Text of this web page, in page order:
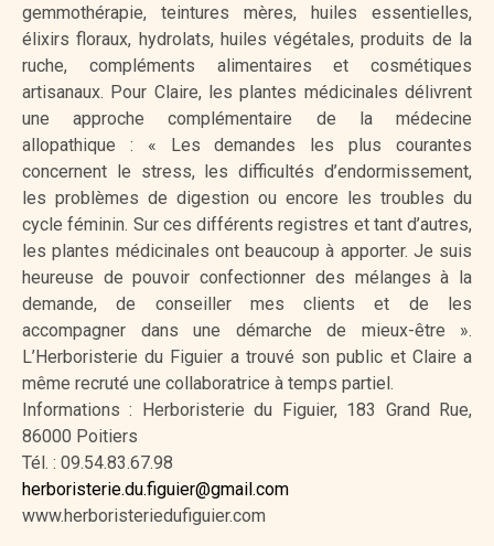
gemmothérapie, teintures mères, huiles essentielles,
élixirs floraux, hydrolats, huiles végétales, produits de la
ruche, compléments alimentaires et cosmétiques
artisanaux. Pour Claire, les plantes médicinales délivrent
une approche complémentaire de la médecine
allopathique : « Les demandes les plus courantes
concernent le stress, les difficultés d’endormissement,
les problèmes de digestion ou encore les troubles du
cycle féminin. Sur ces différents registres et tant d’autres,
les plantes médicinales ont beaucoup à apporter. Je suis
heureuse de pouvoir confectionner des mélanges à la
demande, de conseiller mes clients et de les
accompagner dans une démarche de mieux-être ».
L’Herboristerie du Figuier a trouvé son public et Claire a
même recruté une collaboratrice à temps partiel.
Informations : Herboristerie du Figuier, 183 Grand Rue,
86000 Poitiers
Tél. : 09.54.83.67.98
herboristerie.du.figuier@gmail.com
​www.herboristeriedufiguier.com